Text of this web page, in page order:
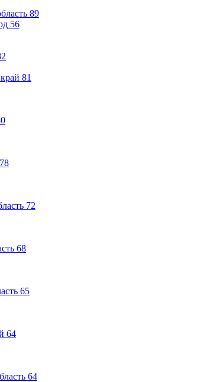
89
56
81
78
72
68
65
64
64